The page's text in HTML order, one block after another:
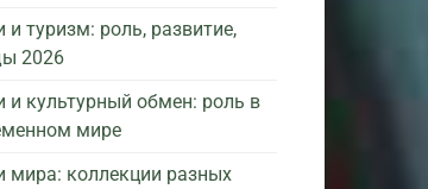
и туризм: роль, развитие,
2026
и культурный обмен: роль в
мире
мира: коллекции разных